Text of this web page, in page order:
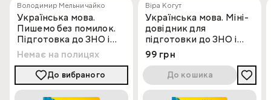
Володимир Мельничайко
Українська мова.
Пишемо без помилок.
Підготовка до ЗНО і
ДПА
Немає на полицях
До вибраного
Віра Когут
Українська мова. Міні-
довідник для
підготовки до ЗНО і
ДПА
99 грн
До кошика